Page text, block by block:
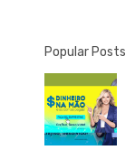
Popular Posts